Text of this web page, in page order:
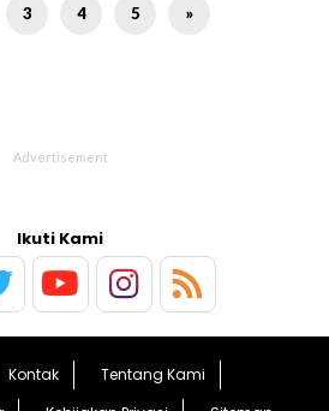
3 4 5 »
Ikuti Kami
Kontak
Tentang Kami